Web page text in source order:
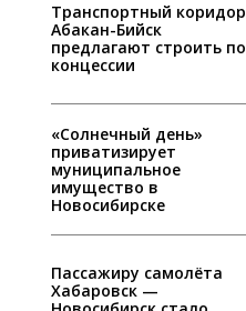
Транспортный коридор
Абакан-Бийск
предлагают строить по
концессии
«Солнечный день»
приватизирует
муниципальное
имущество в
Новосибирске
Пассажиру самолёта
Хабаровск —